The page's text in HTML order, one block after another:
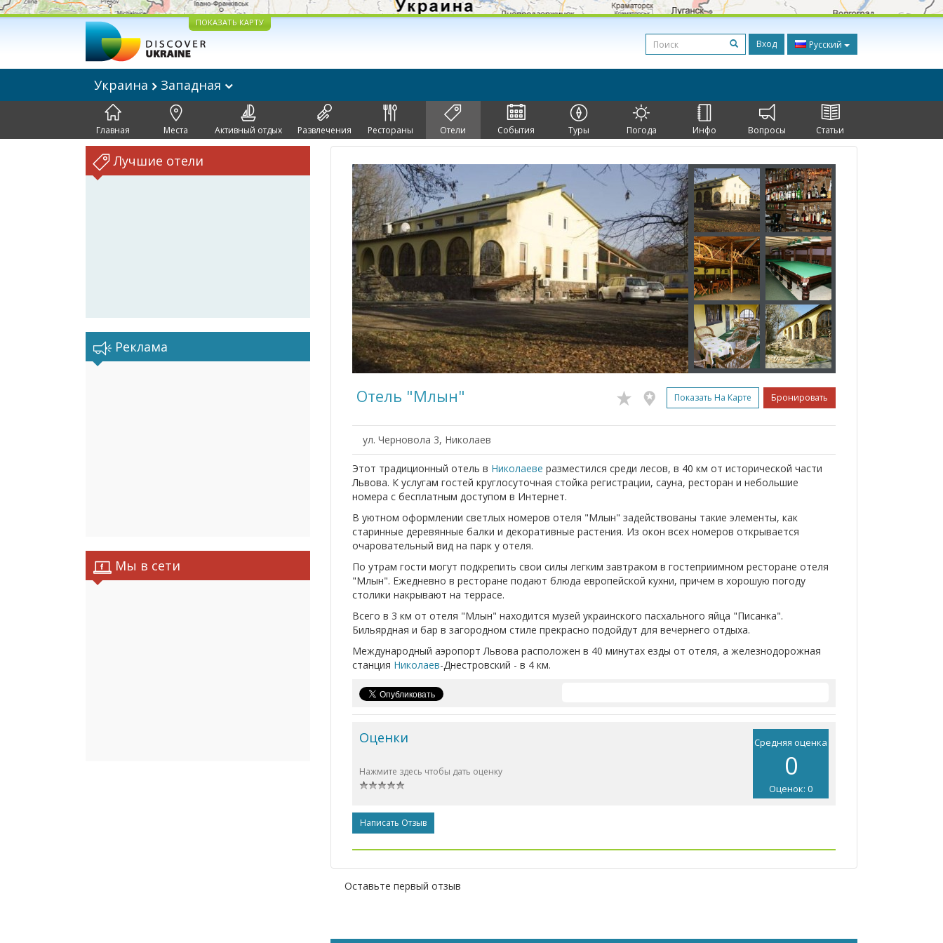
ПОКАЗАТЬ КАРТУ
Вход Русский
Украина Западная
Главная Места Активный отдых Развлечения Рестораны Отели События Туры Погода Инфо Вопросы Статьи
Лучшие отели
Реклама
Мы в сети
Отель "Млын" Показать На Карте Бронировать
ул. Черновола 3, Николаев
Этот традиционный отель в Николаеве разместился среди лесов, в 40 км от исторической части
Львова. К услугам гостей круглосуточная стойка регистрации, сауна, ресторан и небольшие
номера с бесплатным доступом в Интернет.
В уютном оформлении светлых номеров отеля "Млын" задействованы такие элементы, как
старинные деревянные балки и декоративные растения. Из окон всех номеров открывается
очаровательный вид на парк у отеля.
По утрам гости могут подкрепить свои силы легким завтраком в гостеприимном ресторане отеля
"Млын". Ежедневно в ресторане подают блюда европейской кухни, причем в хорошую погоду
столики накрывают на террасе.
Всего в 3 км от отеля "Млын" находится музей украинского пасхального яйца "Писанка".
Бильярдная и бар в загородном стиле прекрасно подойдут для вечернего отдыха.
Международный аэропорт Львова расположен в 40 минутах езды от отеля, а железнодорожная
станция Николаев-Днестровский - в 4 км.
Средняя оценка
0
Оценок: 0
Оценки
Нажмите здесь чтобы дать оценку
Написать Отзыв
Оставьте первый отзыв